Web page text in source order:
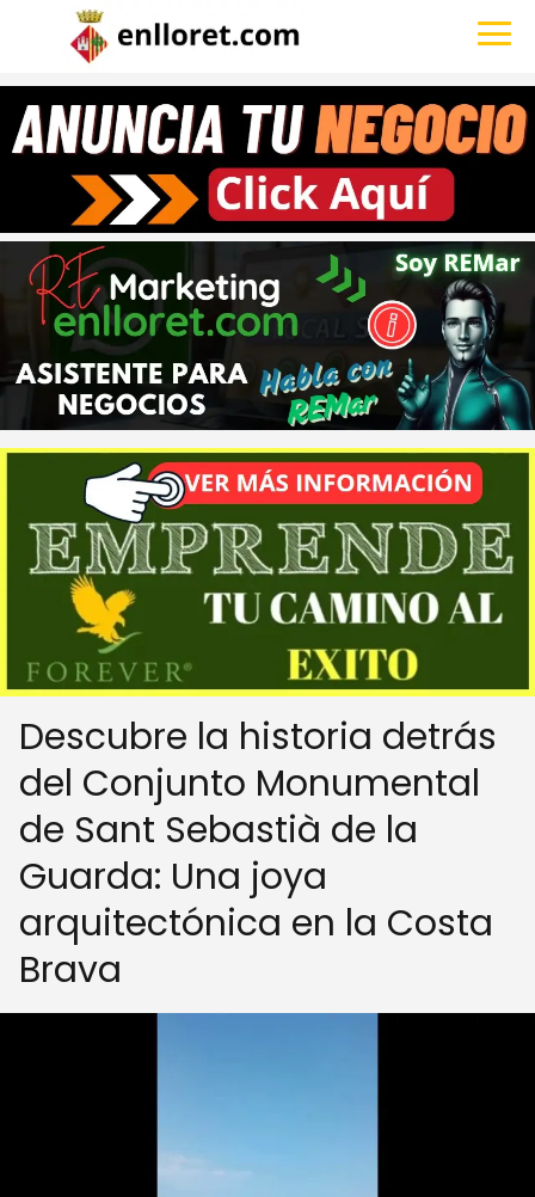
Descubre la historia detrás
del Conjunto Monumental
de Sant Sebastià de la
Guarda: Una joya
arquitectónica en la Costa
Brava